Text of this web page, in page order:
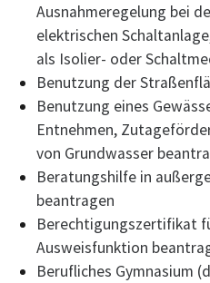
Ausnahmeregelung bei
elektrischen
als Isolier- oder
Benutzung der
Benutzung eines
Entnehmen,
von Grundwasser
Beratungshilfe in
beantragen
Berechtigungszertifikat
Ausweisfunktion
Berufliches Gymnasium